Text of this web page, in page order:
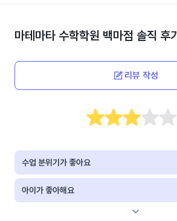
마테마타 수학학원 백마점 솔직 후기
리뷰 작성
수업 분위기가 좋아요
아이가 좋아해요